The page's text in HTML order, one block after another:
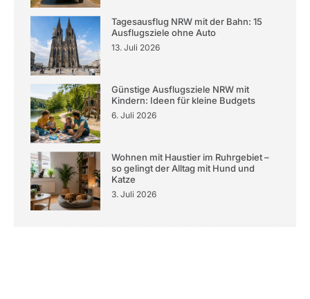
Tagesausflug NRW mit der Bahn: 15
Ausflugsziele ohne Auto
13. Juli 2026
Günstige Ausflugsziele NRW mit
Kindern: Ideen für kleine Budgets
6. Juli 2026
Wohnen mit Haustier im Ruhrgebiet –
so gelingt der Alltag mit Hund und
Katze
3. Juli 2026